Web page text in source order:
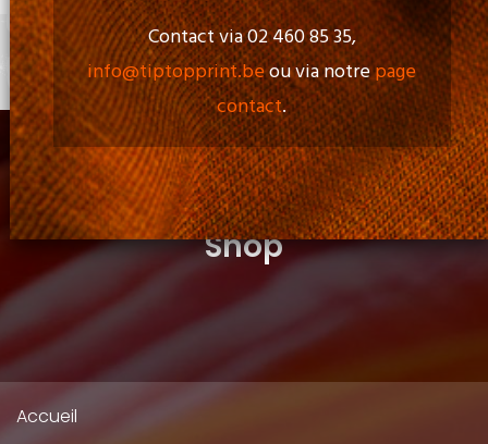
+
0 item
Shop
d'Ariane
Accueil
Contact via 02 460 85 35,
info@tiptopprint.beou via notrepage
contact.